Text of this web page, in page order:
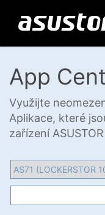
App
Využijte
Aplikace, které
zařízení